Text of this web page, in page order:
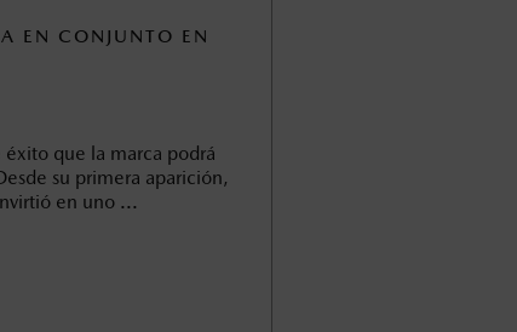
EN CONJUNTO EN
éxito que la marca podrá
su primera aparición,
en uno ...